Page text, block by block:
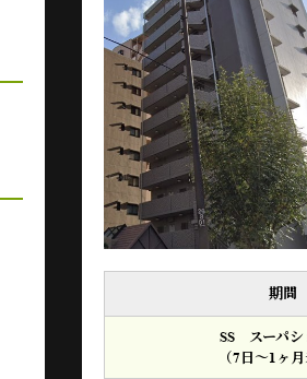
期間
SS スーパシ
（7日～1ヶ月